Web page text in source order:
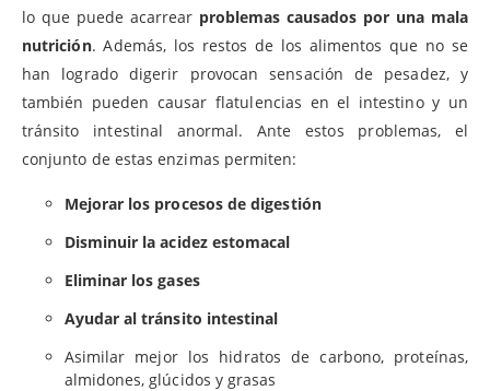
lo que puede acarrear problemas causados por una mala
nutrición. Además, los restos de los alimentos que no se
han logrado digerir provocan sensación de pesadez, y
también pueden causar flatulencias en el intestino y un
tránsito intestinal anormal. Ante estos problemas, el
conjunto de estas enzimas permiten:
Mejorar los procesos de digestión
Disminuir la acidez estomacal
Eliminar los gases
Ayudar al tránsito intestinal
Asimilar mejor los hidratos de carbono, proteínas,
almidones, glúcidos y grasas